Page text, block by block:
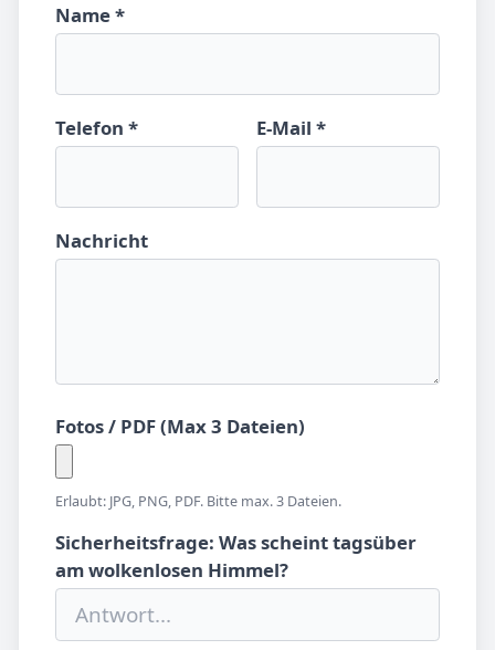
Name *
Telefon * E-Mail *
Nachricht
Fotos / PDF (Max 3 Dateien)
Erlaubt: JPG, PNG, PDF. Bitte max. 3 Dateien.
Sicherheitsfrage: Was scheint tagsüber
am wolkenlosen Himmel?